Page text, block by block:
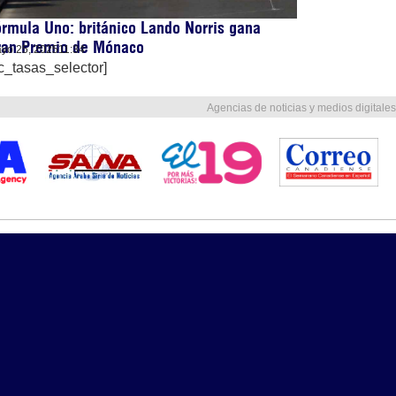
Uno: británico Lando Norris gana
Premio de Mónaco
25, 202511:34
Agencias de noticias y medios digitales